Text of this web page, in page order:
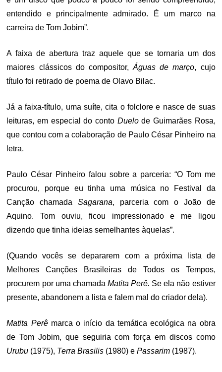
entendido e principalmente admirado. É um marco na
carreira de Tom Jobim”.
A faixa de abertura traz aquele que se tornaria um dos
maiores clássicos do compositor,Águas de março, cujo
título foi retirado de poema de Olavo Bilac.
Já a faixa-título, uma suíte, cita o folclore e nasce de suas
leituras, em especial do conto Duelode Guimarães Rosa,
que contou com a colaboração de Paulo César Pinheiro na
letra.
Paulo César Pinheiro falou sobre a parceria: “O Tom me
procurou, porque eu tinha uma música no Festival da
Canção chamada Sagarana, parceria com o João de
Aquino. Tom ouviu, ficou impressionado e me ligou
dizendo que tinha ideias semelhantes àquelas”.
(Quando vocês se depararem com a próxima lista de
Melhores Canções Brasileiras de Todos os Tempos,
procurem por uma chamada Matita Perê. Se ela não estiver
presente, abandonem a lista e falem mal do criador dela).
Matita Perêmarca o início da temática ecológica na obra
de Tom Jobim, que seguiria com força em discos como
Urubu (1975), Terra Brasilis (1980) ePassarim (1987).